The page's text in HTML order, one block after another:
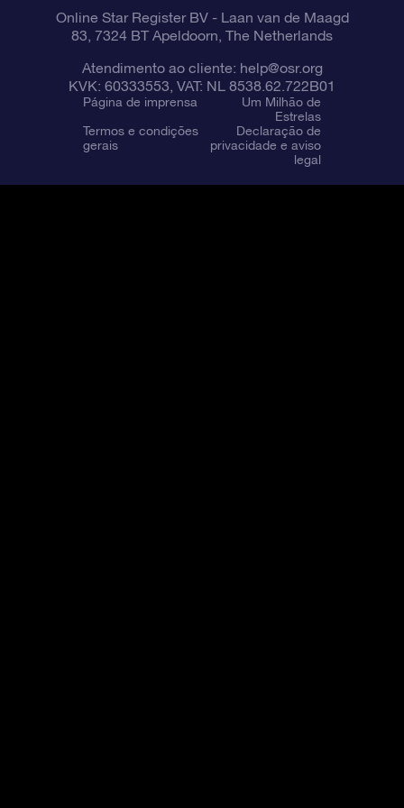
Online Star Register BV- Laan van de Maagd
83, 7324 BT Apeldoorn, The Netherlands
Atendimento ao cliente: help@osr.org
KVK: 60333553, VAT: NL 8538.62.722B01
Página de imprensa
Um Milhão de
Estrelas
Termos e condições
gerais
Declaração de
privacidade e aviso
legal